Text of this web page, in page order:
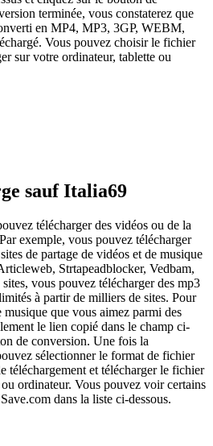
terminée, vous constaterez que
en MP4, MP3, 3GP, WEBM,
Vous pouvez choisir le fichier
sur votre ordinateur, tablette ou
sauf Italia69
télécharger des vidéos ou de la
exemple, vous pouvez télécharger
de partage de vidéos et de musique
Strtapeadblocker, Vedbam,
vous pouvez télécharger des mp3
à partir de milliers de sites. Pour
que vous aimez parmi des
le lien copié dans le champ ci-
de conversion. Une fois la
sélectionner le format de fichier
téléchargement et télécharger le fichier
ordinateur. Vous pouvez voir certains
dans la liste ci-dessous.